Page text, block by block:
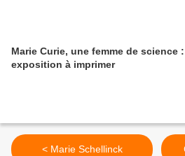
Marie Curie, une femme de science :
exposition à imprimer
< Marie Schellinck